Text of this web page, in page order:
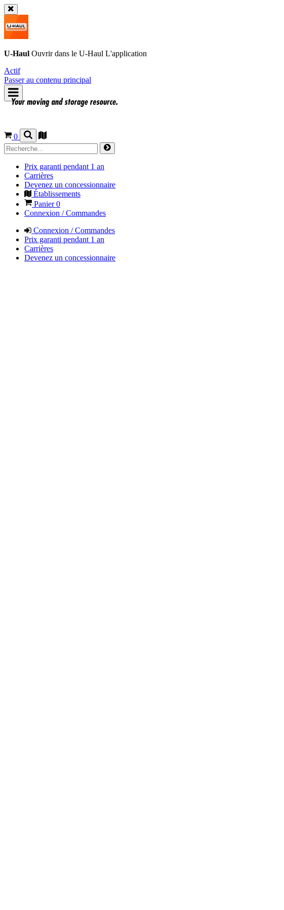
U-Haul Ouvrir dans le U-Haul L'application
Actif
Passer au contenu principal
0
Prix garanti pendant 1 an
Carrières
Devenez un concessionnaire
Établissements
Panier0
Connexion / Commandes
Connexion / Commandes
Prix garanti pendant 1 an
Carrières
Devenez un concessionnaire